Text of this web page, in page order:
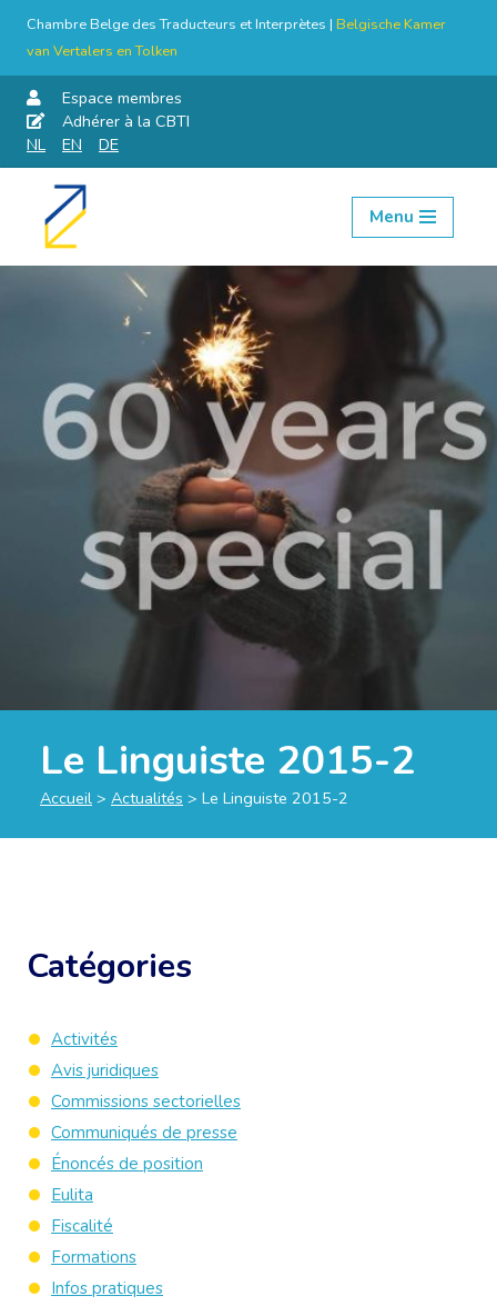
Chambre Belge des Traducteurs et Interprètes | Belgische Kamer
van Vertalers en Tolken
Espace membres
Adhérer à la CBTI
NL
EN DE
Aller
Menu
Le Linguiste 2015-2
Accueil > Actualités > Le Linguiste 2015-2
Catégories
Activités
Avis juridiques
Commissions sectorielles
Communiqués de presse
Énoncés de position
Eulita
Fiscalité
Formations
Infos pratiques